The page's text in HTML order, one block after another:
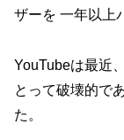
ザーを 一年以上
YouTubeは最近
とって破壊的で
た。